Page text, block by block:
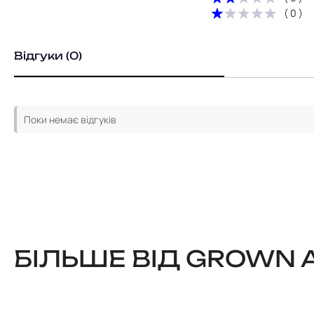
( 0 )
Відгуки (0)
Поки немає відгуків
БІЛЬШЕ ВІД GROWN